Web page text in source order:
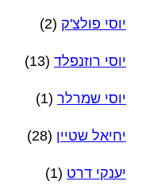
יוסי פולצ'ק (2)
יוסי רוזנפלד (13)
יוסי שמרלר (1)
יחיאל שטיין (28)
יענקי דרט (1)